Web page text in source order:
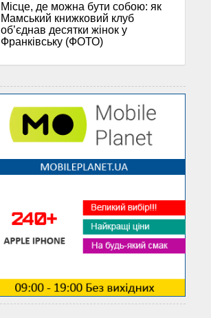
Місце, де можна бути собою: як
Мамський книжковий клуб
об’єднав десятки жінок у
Франківську (ФОТО)